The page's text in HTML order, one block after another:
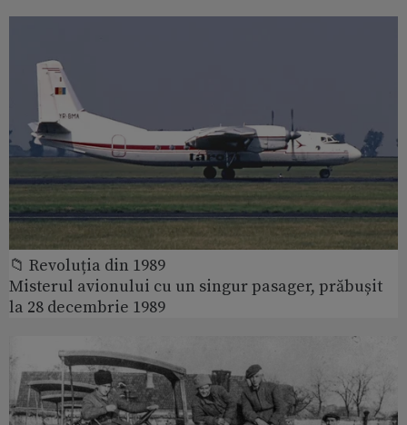
📁 Revoluția din 1989
Misterul avionului cu un singur pasager, prăbușit
la 28 decembrie 1989